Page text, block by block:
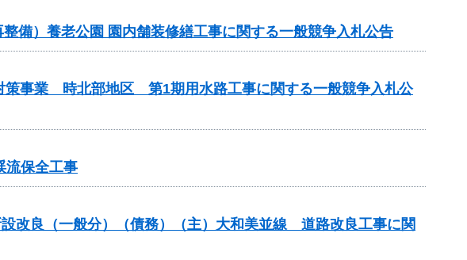
備）養老公園 園内舗装修繕工事に関する一般競争入札公告
策事業 時北部地区 第1期用水路工事に関する一般競争入札公
保全工事
改良（一般分）（債務）（主）大和美並線 道路改良工事に関